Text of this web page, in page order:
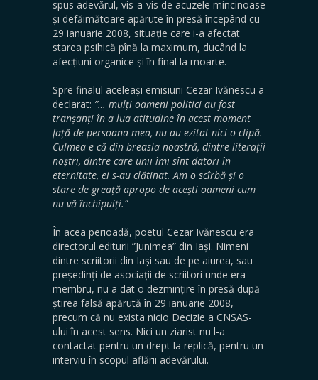
spus adevărul, vis-a-vis de acuzele mincinoase
și defăimătoare apărute în presă începând cu
29 ianuarie 2008, situație care i-a afectat
starea psihică pînă la maximum, ducând la
afecțiuni organice și în final la moarte.
Spre finalul aceleași emisiuni Cezar Ivănescu a
declarat: ”… mulți oameni politici au fost
tranșanți în a lua atitudine în acest moment
față de persoana mea, nu au ezitat nici o clipă.
Culmea e că din breasla noastră, dintre literații
noștri, dintre care unii îmi sînt datori în
eternitate, ei s-au clătinat. Am o scîrbă și o
stare de greață apropo de acești oameni cum
nu vă închipuiți.”
În acea perioadă, poetul Cezar Ivănescu era
directorul editurii ”Junimea” din Iași. Nimeni
dintre scriitorii din Iași sau de pe aiurea, sau
președinți de asociații de scriitori unde era
membru, nu a dat o dezmințire în presă după
știrea falsă apărută în 29 ianuarie 2008,
precum că nu exista nicio Decizie a CNSAS-
ului în acest sens. Nici un ziarist nu l-a
contactat pentru un drept la replică, pentru un
interviu în scopul aflării adevărului.